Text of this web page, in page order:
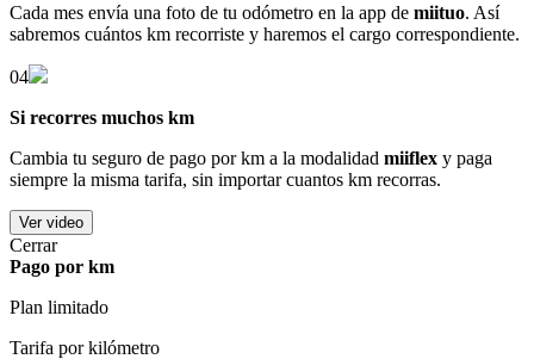
Cada mes envía una foto de tu odómetro en la app de miituo. Así
sabremos cuántos km recorriste y haremos el cargo correspondiente.
04
Si recorres muchos km
Cambia tu seguro de pago por km a la modalidad miiflex y paga
siempre la misma tarifa, sin importar cuantos km recorras.
Ver video
Cerrar
Pago por km
Plan limitado
Tarifa por kilómetro